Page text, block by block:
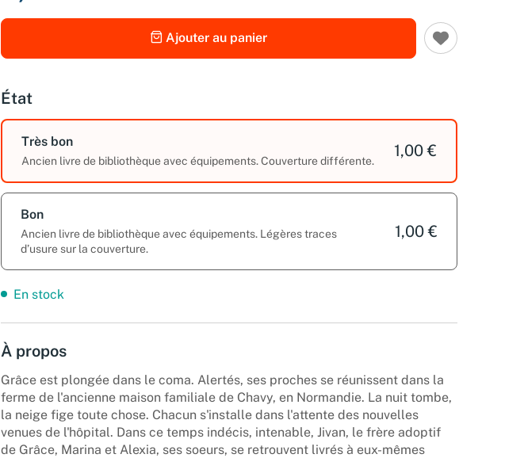
Ajouter au panier
État
Très bon
Ancien livre de bibliothèque avec équipements. Couverture différente.
1,00 €
Bon
Ancien livre de bibliothèque avec équipements. Légères traces
d’usure sur la couverture.
1,00 €
En stock
À propos
Grâce est plongée dans le coma. Alertés, ses proches se réunissent dans la
ferme de l'ancienne maison familiale de Chavy, en Normandie. La nuit tombe,
la neige fige toute chose. Chacun s'installe dans l'attente des nouvelles
venues de l'hôpital. Dans ce temps indécis, intenable, Jivan, le frère adoptif
de Grâce, Marina et Alexia, ses soeurs, se retrouvent livrés à eux-mêmes